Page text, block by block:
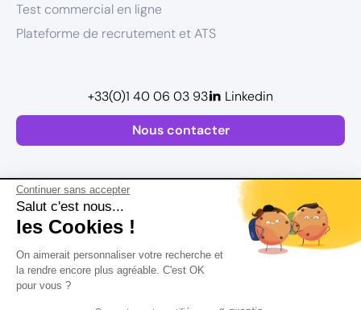
Continuer sans accepter
Salut c'est nous...
les Cookies !
On aimerait personnaliser votre recherche et
la rendre encore plus agréable. C'est OK
pour vous ?
Test commercial en ligne
Plateforme de recrutement et ATS
Nous contacter
+33(0)1 40 06 03 93 Linkedin
Plan de site
Mentions légales
Conditions Générales d’Utilisation